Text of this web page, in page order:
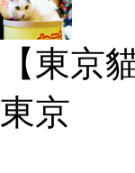
【東京
東京